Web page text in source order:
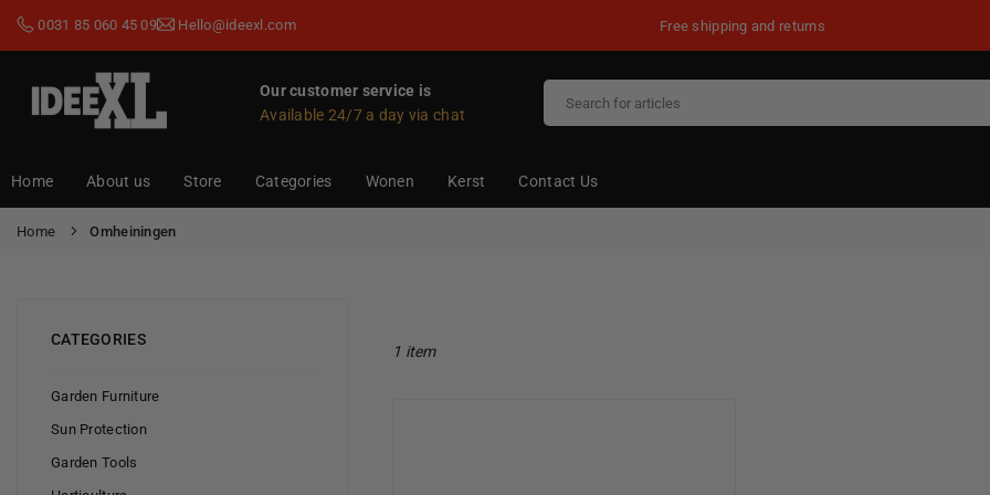
0031 85 060 45 09 Hello@ideexl.com Free shipping and returns
Our customer service is
Available 24/7 a day via chat
Home About us Store Categories Wonen Kerst Contact Us
Home Omheiningen
CATEGORIES
Garden Furniture
Sun Protection
Garden Tools
1 item